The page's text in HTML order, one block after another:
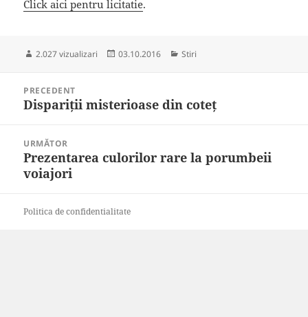
Click aici pentru licitatie.
2.027 vizualizari
Publicat
03.10.2016 Categorii
Stiri
articole
PRECEDENT
Articolul
Dispariții misterioase din coteț
URMĂTOR
Articolul
următor:
Prezentarea culorilor rare la porumbeii
voiajori
Politica de confidentialitate